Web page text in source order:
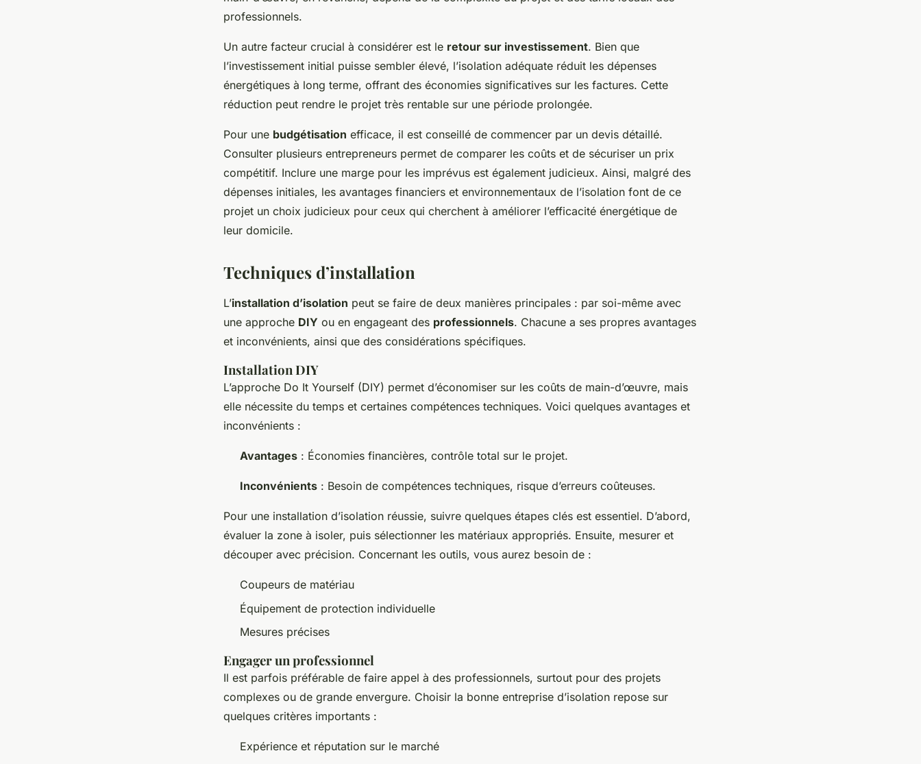
professionnels.
Un autre facteur crucial à considérer est le retour sur investissement. Bien que
l’investissement initial puisse sembler élevé, l’isolation adéquate réduit les dépenses
énergétiques à long terme, offrant des économies significatives sur les factures. Cette
réduction peut rendre le projet très rentable sur une période prolongée.
Pour une budgétisation efficace, il est conseillé de commencer par un devis détaillé.
Consulter plusieurs entrepreneurs permet de comparer les coûts et de sécuriser un prix
compétitif. Inclure une marge pour les imprévus est également judicieux. Ainsi, malgré des
dépenses initiales, les avantages financiers et environnementaux de l’isolation font de ce
projet un choix judicieux pour ceux qui cherchent à améliorer l’efficacité énergétique de
leur domicile.
Techniques d’installation
L’installation d’isolation peut se faire de deux manières principales : par soi-même avec
une approche DIY ou en engageant des professionnels. Chacune a ses propres avantages
et inconvénients, ainsi que des considérations spécifiques.
Installation DIY
L’approche Do It Yourself (DIY) permet d’économiser sur les coûts de main-d’œuvre, mais
elle nécessite du temps et certaines compétences techniques. Voici quelques avantages et
inconvénients :
Avantages : Économies financières, contrôle total sur le projet.
Inconvénients : Besoin de compétences techniques, risque d’erreurs coûteuses.
Pour une installation d’isolation réussie, suivre quelques étapes clés est essentiel. D’abord,
évaluer la zone à isoler, puis sélectionner les matériaux appropriés. Ensuite, mesurer et
découper avec précision. Concernant les outils, vous aurez besoin de :
Coupeurs de matériau
Équipement de protection individuelle
Mesures précises
Engager un professionnel
Il est parfois préférable de faire appel à des professionnels, surtout pour des projets
complexes ou de grande envergure. Choisir la bonne entreprise d’isolation repose sur
quelques critères importants :
Expérience et réputation sur le marché